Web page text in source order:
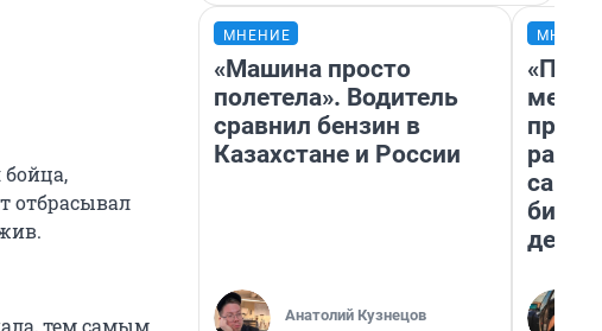
отбрасывал
тем самым
МНЕНИЕ
«Машина просто
полетела». Водитель
сравнил бензин в
Казахстане и России
Анатолий Кузнецов